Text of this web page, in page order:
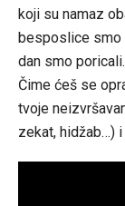
koji su namaz
besposlice smo
dan smo
Čime ćeš se
tvoje
zekat, hidžab…)